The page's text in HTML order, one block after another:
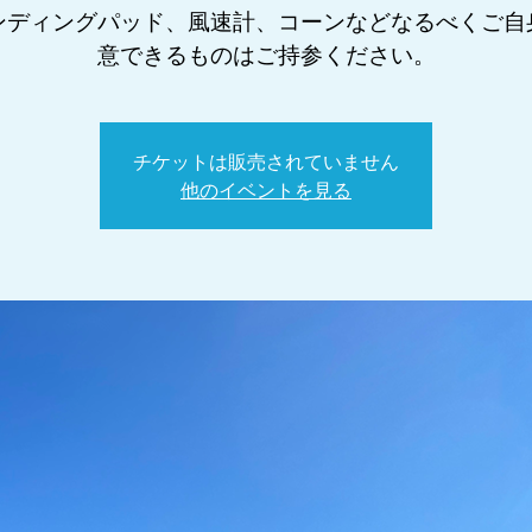
ィングパッド、風速計、コーンなどなるべくご自
意できるものはご持参ください。
チケットは販売されていません
他のイベントを見る